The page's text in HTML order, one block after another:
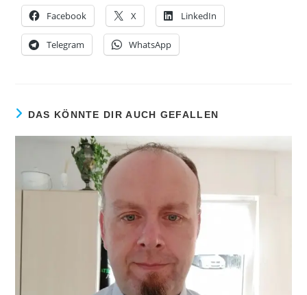
Facebook X LinkedIn
Telegram WhatsApp
DAS KÖNNTE DIR AUCH GEFALLEN